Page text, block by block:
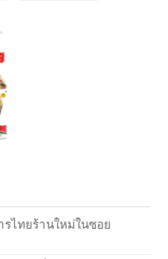
รไทยร้านใหม่ในซอย